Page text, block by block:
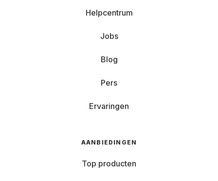
Helpcentrum
Jobs
Blog
Pers
Ervaringen
AANBIEDINGEN
Top producten